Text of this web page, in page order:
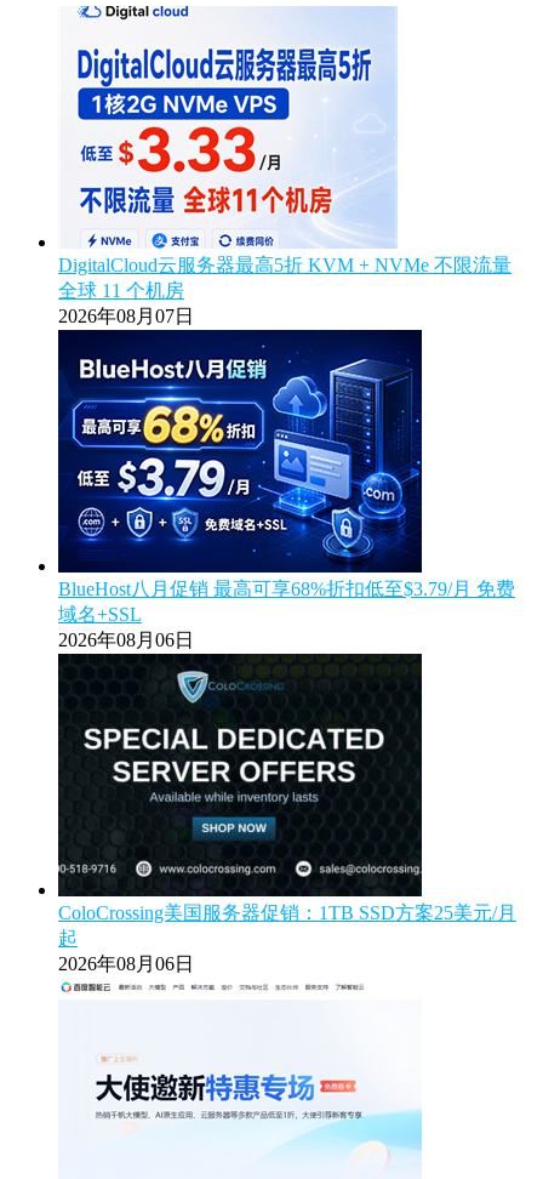
DigitalCloud云服务器最高5折 KVM + NVMe 不限流量
全球 11 个机房
2026年08月07日
BlueHost八月促销 最高可享68%折扣低至$3.79/月 免费
域名+SSL
2026年08月06日
ColoCrossing美国服务器促销：1TB SSD方案25美元/月
起
2026年08月06日